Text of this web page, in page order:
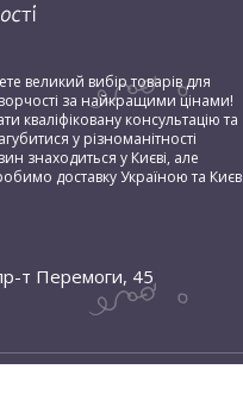
великий вибір товарів для
за найкращими цінами!
кваліфіковану консультацію та
у різноманітності
знаходиться у Києві, але
доставку Україною та
т Перемоги, 45